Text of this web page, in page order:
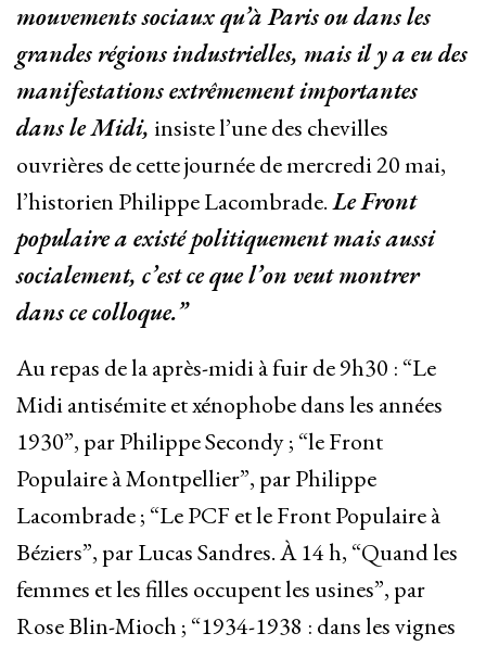
mouvements sociaux qu’à Paris ou dans les
grandes régions industrielles, mais il y a eu des
manifestations extrêmement importantes
dans le Midi, insiste l’une des chevilles
ouvrières de cette journée de mercredi 20 mai,
l’historien Philippe Lacombrade.Le Front
populaire a existé politiquement mais aussi
socialement, c’est ce que l’on veut montrer
dans ce colloque.”
Au repas de la après-midi à fuir de 9h30 : “Le
Midi antisémite et xénophobe dans les années
1930”, par Philippe Secondy ; “le Front
Populaire à Montpellier”, par Philippe
Lacombrade ; “Le PCF et le Front Populaire à
Béziers”, par Lucas Sandres. À 14 h, “Quand les
femmes et les filles occupent les usines”, par
Rose Blin-Mioch ; “1934-1938 : dans les vignes